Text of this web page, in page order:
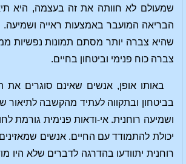
שמעולם לא חוותה את זה בעצמה, היא
הבריאה המועבר באמצעות ראייה
שהיא צברה יותר מסתם תמונות נפשיות
צברה כוח פנימי וביטחון בחיים.
באותו אופן, אנשים שאינם סוגרים את
בביטחון ובתקווה לעתיד מהקשבה לתיאור
ושמיעה רוחנית. אי-ודאות פנימית גורמת
יכולת להתמודד עם החיים. אנשים
רוחנית יתוודעו בהדרגה לדברים שלא היו